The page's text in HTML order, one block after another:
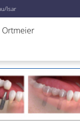
Isar
Ortmeier